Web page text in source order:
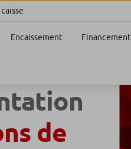
Encaissement Financement
de